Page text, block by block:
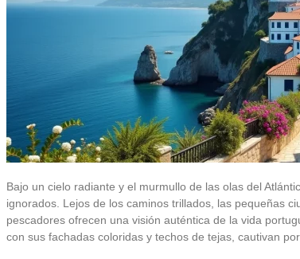
Bajo un cielo radiante y el murmullo de las olas del
ignorados. Lejos de los caminos trillados, las pequeñas
pescadores ofrecen una visión auténtica de la vida
con sus fachadas coloridas y techos de tejas, cautivan